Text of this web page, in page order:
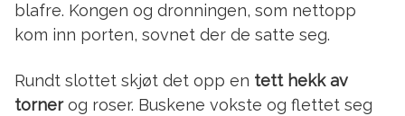
blafre. Kongen og dronningen, som nettopp
kom inn porten, sovnet der de satte seg.
Rundt slottet skjøt det opp en tett hekk av
tornerog roser. Buskene vokste og flettet seg